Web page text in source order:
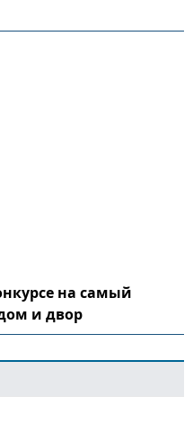
на самый
и двор